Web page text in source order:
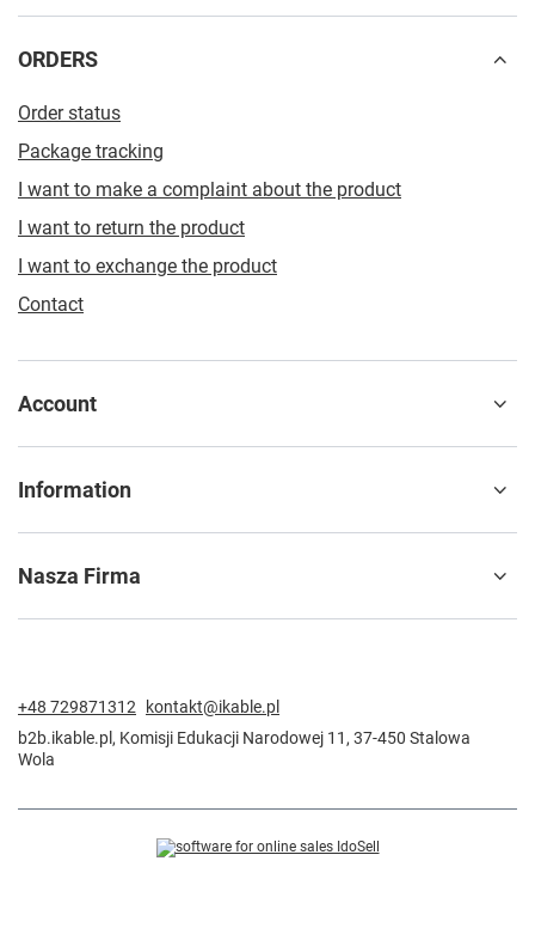
ORDERS
Order status
Package tracking
I want to make a complaint about the product
I want to return the product
I want to exchange the product
Contact
Account
Information
Nasza Firma
+48 729871312
kontakt@ikable.pl
b2b.ikable.pl , Komisji Edukacji Narodowej 11 , 37-450 Stalowa
Wola